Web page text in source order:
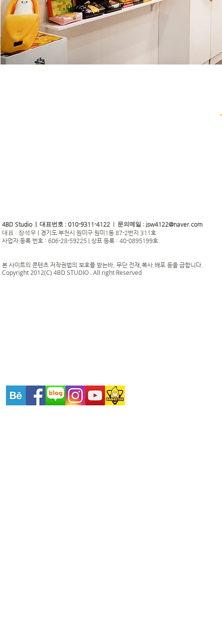
4BD Studio | 대표번호 ; 010-9311-4122 | 문의메일 : jsw4122@naver.com
대표 : 장석우
경기도 부천시 원미구 원미1동 87-2번지 311호
사업자 등록 번호 : 606-28-59225 | 상표 등록 : 40-0895199호
본 사이트의 콘텐츠 저작권법의 보호를 받는바, 무단 전재,복사,배포 등을 금합니다.
Copyright 2012(C) 4BD STUDIO . All right Reserved